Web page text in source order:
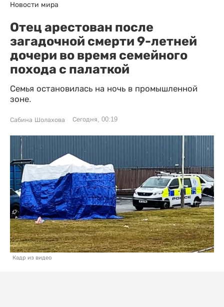
Новости мира
Отец арестован после
загадочной смерти 9-летней
дочери во время семейного
похода с палаткой
Семья остановилась на ночь в промышленной
зоне.
Сабина Шолахова Сегодня, 00:19
Кадр из видео